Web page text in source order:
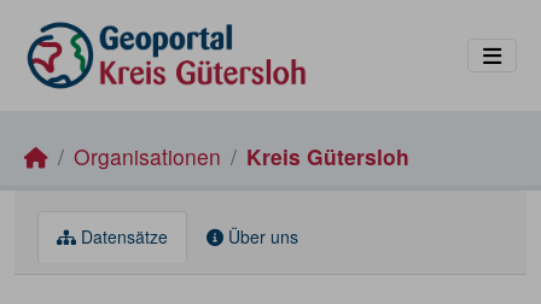
Organisationen Kreis Gütersloh
Datensätze Über uns